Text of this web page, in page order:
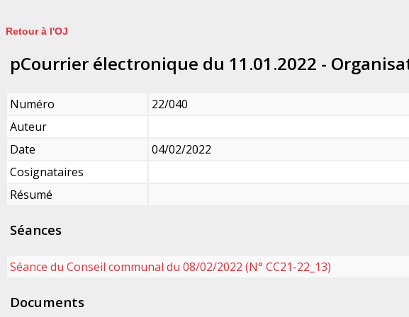
Retour à l'OJ
pCourrier électronique du 11.01.2022 -
Numéro
22/040
Auteur
Date
04/02/2022
Cosignataires
Résumé
Séances
Séance du Conseil communal du 08/02/2022 (N° CC21-22_13)
Documents